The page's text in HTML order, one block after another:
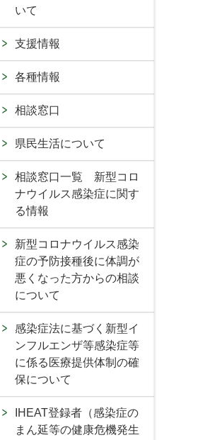
いて
支援情報
各種情報
相談窓口
県民生活について
相談窓口一覧 新型コロ
ナウイルス感染症に関す
る情報
新型コロナウイルス感染
症の予防接種後に体調が
悪くなった方からの相談
について
感染症法に基づく新型イ
ンフルエンザ等感染症等
に係る医療提供体制の確
保について
IHEAT登録者（感染症の
まん延等の健康危機発生